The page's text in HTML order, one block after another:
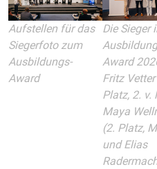
Aufstellen für das
Siegerfoto zum
Ausbildungs-
Award
Die Sieger
Award
Fritz Vetter
Platz, 2. v.
Maya
(2. Platz,
und Elias